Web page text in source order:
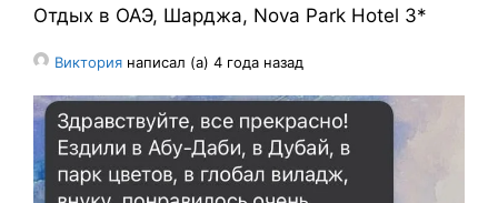
Отдых в ОАЭ, Шарджа, Nova Park Hotel 3*
Виктория написал (а) 4 года назад